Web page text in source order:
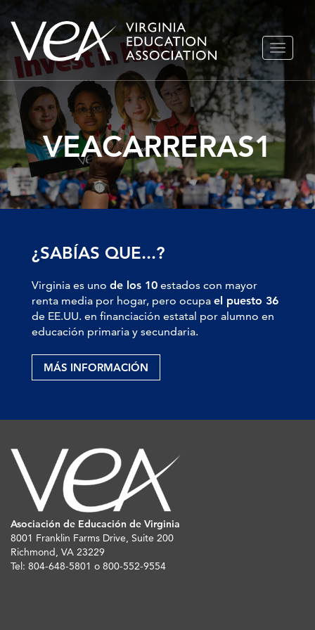
Ir
contenido
VEACARRERAS1
¿SABÍAS QUE...?
Virginia es uno de los 10 estados con mayor
renta media por hogar, pero ocupa el puesto 36
de EE.UU. en financiación estatal por alumno en
educación primaria y secundaria.
MÁS INFORMACIÓN
Asociación de Educación de Virginia
8001 Franklin Farms Drive, Suite 200
Richmond, VA 23229
Tel: 804-648-5801 o 800-552-9554